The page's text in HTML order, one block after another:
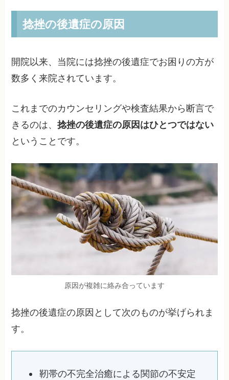
捻挫の後遺症の原因
開院以来、当院には捻挫の後遺症でお困りの方が
数多く来院されています。
これまでのカウンセリングや検査結果から断言で
きるのは、捻挫の後遺症の原因はひとつではない
ということです。
原因が複雑に絡み合っています
捻挫の後遺症の原因として次のものが挙げられま
す。
靭帯の不完全治癒による関節の不安定